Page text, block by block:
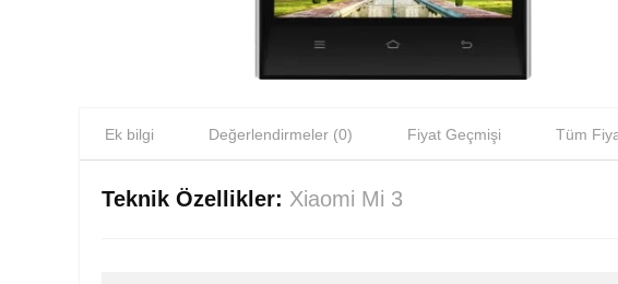
Ek bilgi Değerlendirmeler (0) Fiyat Geçmişi Tüm
Teknik Özellikler: Xiaomi Mi 3